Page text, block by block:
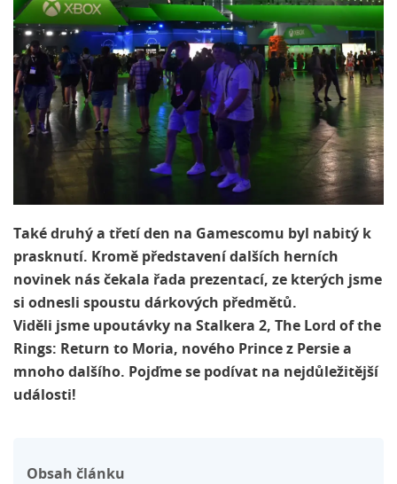
Také druhý a třetí den na Gamescomu byl nabitý k
prasknutí. Kromě představení dalších herních
novinek nás čekala řada prezentací, ze kterých jsme
si odnesli spoustu dárkových předmětů.
Viděli jsme upoutávky na Stalkera 2, The Lord of the
Rings: Return to Moria, nového Prince z Persie a
mnoho dalšího. Pojďme se podívat na nejdůležitější
události!
Obsah článku